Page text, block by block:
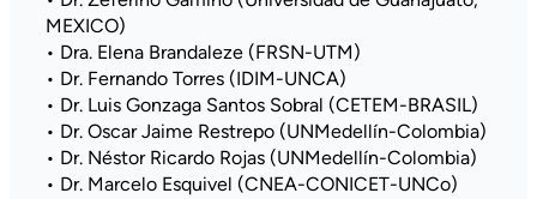
MEXICO)
• Dra. Elena Brandaleze (FRSN-UTM)
• Dr. Fernando Torres (IDIM-UNCA)
• Dr. Luis Gonzaga Santos Sobral (CETEM-BRASIL)
• Dr. Oscar Jaime Restrepo (UNMedellín-Colombia)
• Dr. Néstor Ricardo Rojas (UNMedellín-Colombia)
• Dr. Marcelo Esquivel (CNEA-CONICET-UNCo)